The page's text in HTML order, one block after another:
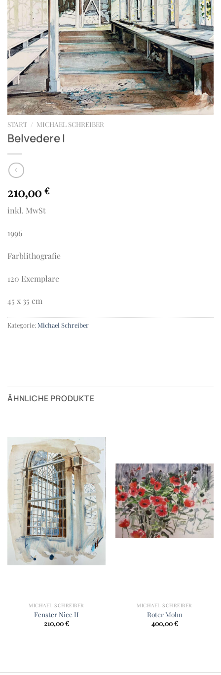
START / MICHAEL SCHREIBER
Belvedere I
210,00 €
inkl. MwSt
1996
Farblithografie
120 Exemplare
45 x 35 cm
Kategorie: Michael Schreiber
ÄHNLICHE PRODUKTE
MICHAEL SCHREIBER
Fenster Nice II
210,00€
MICHAEL SCHREIBER
Roter Mohn
400,00€